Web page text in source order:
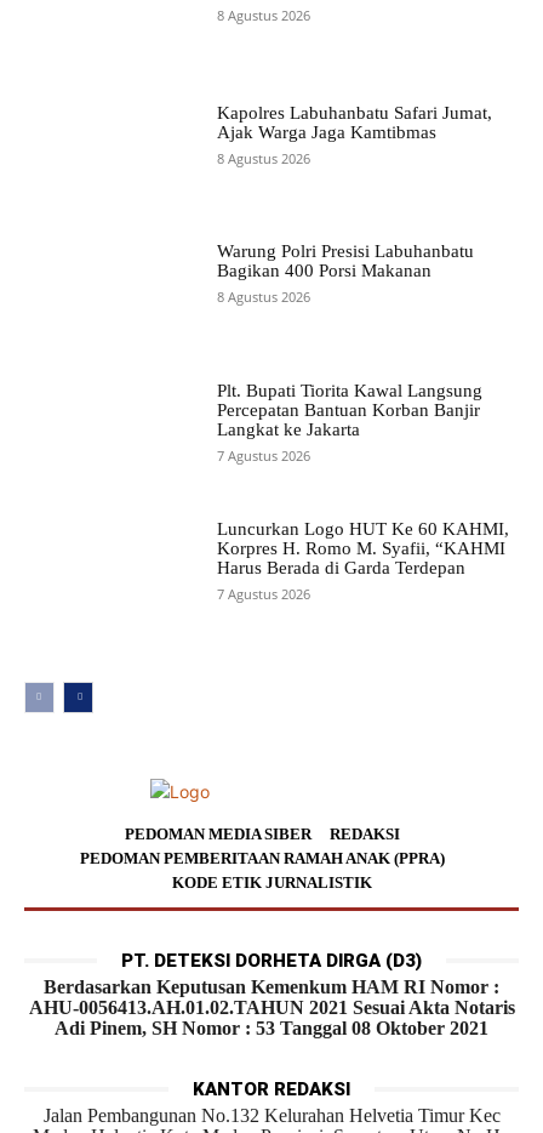
8 Agustus 2026
Kapolres Labuhanbatu Safari Jumat,
Ajak Warga Jaga Kamtibmas
8 Agustus 2026
Warung Polri Presisi Labuhanbatu
Bagikan 400 Porsi Makanan
8 Agustus 2026
Plt. Bupati Tiorita Kawal Langsung
Percepatan Bantuan Korban Banjir
Langkat ke Jakarta
7 Agustus 2026
Luncurkan Logo HUT Ke 60 KAHMI,
Korpres H. Romo M. Syafii, “KAHMI
Harus Berada di Garda Terdepan
7 Agustus 2026
PEDOMAN MEDIA SIBER
REDAKSI
PEDOMAN PEMBERITAAN RAMAH ANAK (PPRA)
KODE ETIK JURNALISTIK
PT. DETEKSI DORHETA DIRGA (D3)
Berdasarkan Keputusan Kemenkum HAM RI Nomor :
AHU-0056413.AH.01.02.TAHUN 2021 Sesuai Akta Notaris
Adi Pinem, SH Nomor : 53 Tanggal 08 Oktober 2021
KANTOR REDAKSI
Jalan Pembangunan No.132 Kelurahan Helvetia Timur Kec